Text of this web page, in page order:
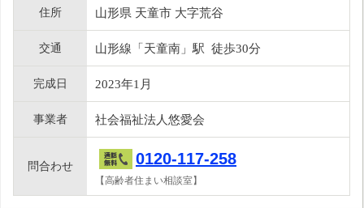
住所 山形県 天童市 大字荒谷
交通 山形線「天童南」駅 徒歩30分
完成日 2023年1月
事業者 社会福祉法人悠愛会
問合わせ 0120-117-258
【高齢者住まい相談室】